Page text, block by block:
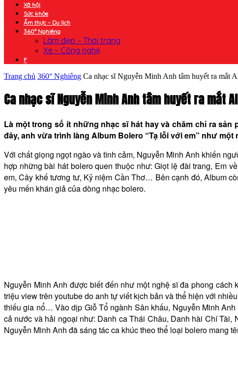
Xã hội
Sức khỏe
Ẩm thực – Du lịch
360° Nghiêng
Làm đẹp – Thời trang
Xe – Công nghệ
F
Trang chủ 360° Nghiêng Ca nhạc sĩ Nguyễn Minh Anh tâm huyết ra mắt
Ca nhạc sĩ Nguyễn Minh Anh tâm huyết ra mắt
Là một trong số ít những nhạc sĩ hát hay và chăm chỉ ra
đây, anh vừa trình làng Album Bolero “Tạ lỗi với em” như
Với chất giọng ngọt ngào và tình cảm, Nguyễn Minh Anh khiến
hợp những bài hát bolero quen thuộc như: Giọt lệ đài trang, Em
em, Cây khế tương tư, Kỷ niệm Cần Thơ… Bên cạnh đó, Album
yêu mến khán giả của dòng nhạc bolero.
Nguyễn Minh Anh được biết đến như một nghệ sĩ đa phong
triệu view trên youtube do anh tự viết kịch bản và thể hiện với
thiếu gia nổ… Vào dịp Giỗ Tổ ngành Sân khấu, Nguyễn Minh
cả nước và hải ngoại như: Danh ca Thái Châu, Danh hài Chí
Nguyễn Minh Anh đã sáng tác ca khúc theo thể loại bolero mang